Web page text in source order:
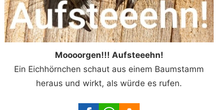
Moooorgen!!! Aufsteeehn!
Ein Eichhörnchen schaut aus einem Baumstamm
heraus und wirkt, als würde es rufen.